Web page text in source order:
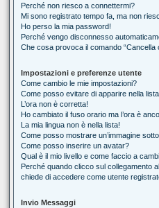
Perché non riesco a connettermi?
Mi sono registrato tempo fa, ma non
Ho perso la mia password!
Perché vengo disconnesso
Che cosa provoca il comando “Cancella
Impostazioni e preferenze utente
Come cambio le mie impostazioni?
Come posso evitare di apparire nella
L’ora non è corretta!
Ho cambiato il fuso orario ma l’ora è
La mia lingua non è nella lista!
Come posso mostrare un’immagine
Come posso inserire un avatar?
Qual è il mio livello e come faccio a
Perché quando clicco sul collegamento
chiede di accedere come utente
Invio Messaggi